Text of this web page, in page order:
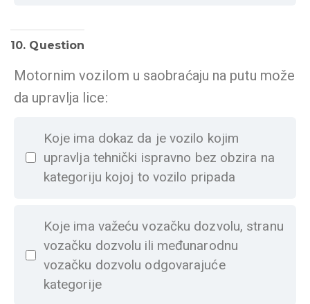
10. Question
Motornim vozilom u saobraćaju na putu može
da upravlja lice:
Koje ima dokaz da je vozilo kojim
upravlja tehnički ispravno bez obzira na
kategoriju kojoj to vozilo pripada
Koje ima važeću vozačku dozvolu, stranu
vozačku dozvolu ili međunarodnu
vozačku dozvolu odgovarajuće
kategorije